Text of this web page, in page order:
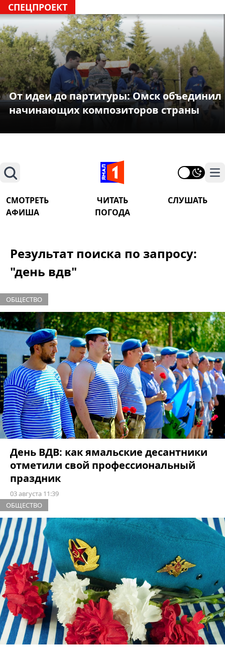
СПЕЦПРОЕКТ
От идеи до партитуры: Омск объединил
начинающих композиторов страны
Поиск
СМОТРЕТЬ ЧИТАТЬ
СЛУШАТЬ
АФИША
ПОГОДА
Результат поиска по запросу:
"день вдв"
ОБЩЕСТВО
День ВДВ: как ямальские десантники
отметили свой профессиональный
праздник
03 августа 11:39
ОБЩЕСТВО